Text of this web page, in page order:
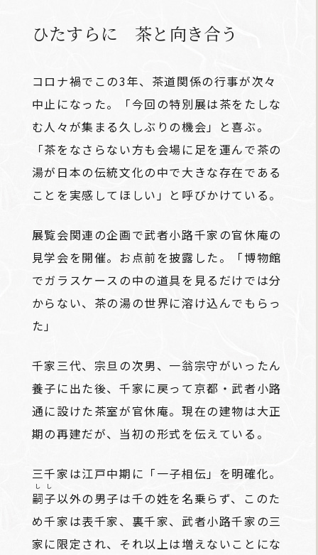
ひたすらに 茶と向き合う
コロナ禍でこの3年、茶道関係の行事が次々
中止になった。「今回の特別展は茶をたしな
む人々が集まる久しぶりの機会」と喜ぶ。
「茶をなさらない方も会場に足を運んで茶の
湯が日本の伝統文化の中で大きな存在である
ことを実感してほしい」と呼びかけている。
展覧会関連の企画で武者小路千家の官休庵の
見学会を開催。お点前を披露した。「博物館
でガラスケースの中の道具を見るだけでは分
からない、茶の湯の世界に溶け込んでもらっ
た」
千家三代、宗旦の次男、一翁宗守がいったん
養子に出た後、千家に戻って京都・武者小路
通に設けた茶室が官休庵。現在の建物は大正
期の再建だが、当初の形式を伝えている。
三千家は江戸中期に「一子相伝」を明確化。
嗣子
しし
以外の男子は千の姓を名乗らず、このた
め千家は表千家、裏千家、武者小路千家の三
家に限定され、それ以上は増えないことにな